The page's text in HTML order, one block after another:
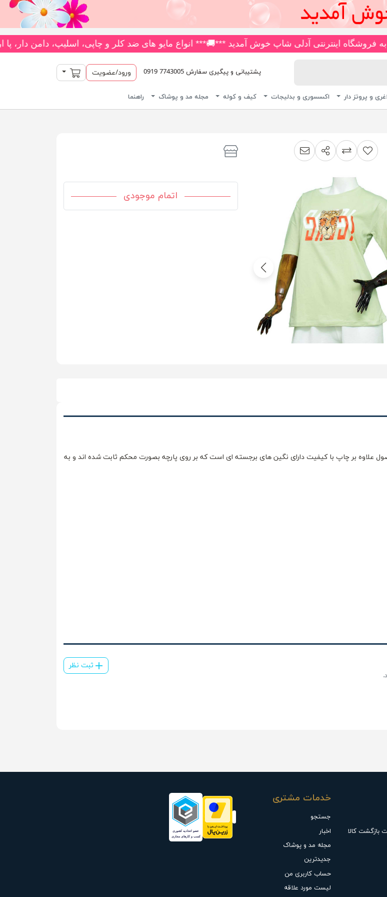
اینترنتی آدلی شاپ خوش آمدید ***🚚*** انواع مایو های ضد کلر و چاپی، اسلیپ، دامن دار، پا ار و یکسره با بیش از 180 مدل متنوع *** جدیدترین و بیشترین تنوع بادی‌های یکسره فانتزی را از فروشگاه ما بخواهید! 👗 متنوع‌ترین
پشتیبانی و پیگیری سفارش 7743005 0919
ورود/عضویت سبد خرید
و پروتز دار اکسسوری و بدلیجات کیف و کوله مجله مد و پوشاک راهنما
افزودن به لیست مقایسه
اشتراک گذاریپیشنهاد به دوست
اتمام موجودی
بر چاپ با کیفیت دارای نگین های برجسته ای است که بر روی پارچه بصورت محکم ثابت شده اند و به
ثبت نظر
بازگشت کالا
خدمات مشتری
جستجو
اخبار
مجله مد و پوشاک
جدیدترین
حساب کاربری من
لیست مورد علاقه